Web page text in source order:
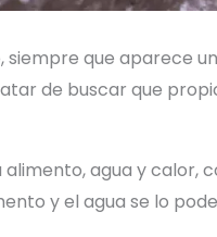
que aparece
de buscar que
agua y calor,
y el agua se lo